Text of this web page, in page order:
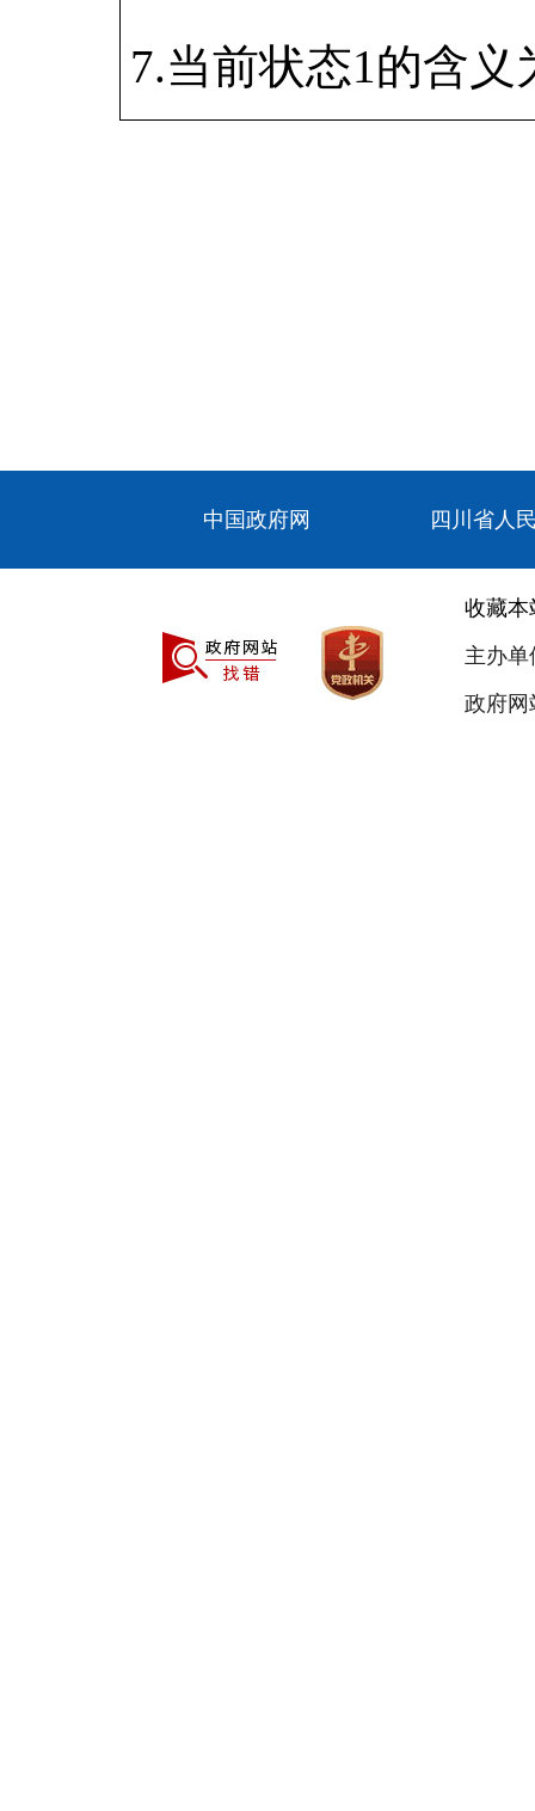
7.当前状态1的含
中国政府网 四川省人
收藏本
主办
政府网